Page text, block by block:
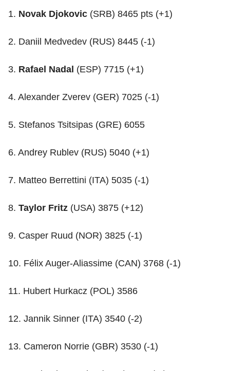
1. Novak Djokovic (SRB) 8465 pts (+1)
2. Daniil Medvedev (RUS) 8445 (-1)
3. Rafael Nadal (ESP) 7715 (+1)
4. Alexander Zverev (GER) 7025 (-1)
5. Stefanos Tsitsipas (GRE) 6055
6. Andrey Rublev (RUS) 5040 (+1)
7. Matteo Berrettini (ITA) 5035 (-1)
8. Taylor Fritz (USA) 3875 (+12)
9. Casper Ruud (NOR) 3825 (-1)
10. Félix Auger-Aliassime (CAN) 3768 (-1)
11. Hubert Hurkacz (POL) 3586
12. Jannik Sinner (ITA) 3540 (-2)
13. Cameron Norrie (GBR) 3530 (-1)